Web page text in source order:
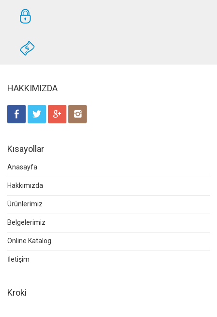
HAKKIMIZDA
Kısayollar
Anasayfa
Hakkımızda
Ürünlerimiz
Belgelerimiz
Online Katalog
İletişim
Kroki